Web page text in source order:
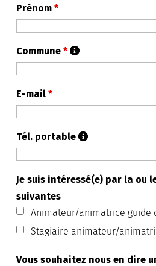
Prénom*
Commune*
E-mail*
Tél. portable
Je suis intéressé(e) par la ou
suivantes
Animateur/animatrice guide
Stagiaire animateur/
Vous souhaitez nous en dire